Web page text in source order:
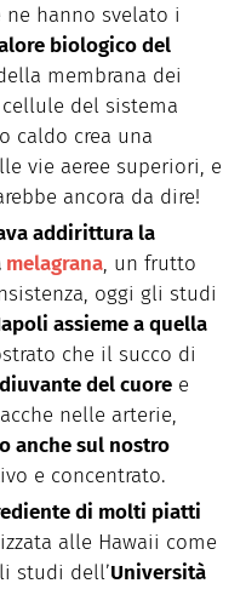
ne hanno svelato i
biologico del
membrana dei
del sistema
caldo crea una
vie aeree superiori, e
ancora da dire!
addirittura la
melagrana, un frutto
oggi gli studi
assieme a quella
che il succo di
del cuore e
nelle arterie,
anche sul nostro
e concentrato.
di molti piatti
alle Hawaii come
studi dell’Università